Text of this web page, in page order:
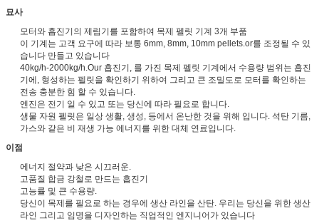
묘사
모터와 흡진기의 제림기를 포함하여 목제 펠릿 기계 3개 부품
이 기계는 고객 요구에 따라 보통 6mm, 8mm, 10mm pellets.or를 조정될 수 있
습니다 만들고 있습니다
40kg/h-2000kg/h.Our 흡진기, 를 가진 목제 펠릿 기계에서 수용량 범위는 흡진
기에, 형성하는 펠릿을 확인하기 위하여 그리고 큰 조밀도로 모터를 확인하는
전송 충분한 힘 할 수 있습니다.
엔진은 전기 일 수 있고 또는 당신에 따라 필요로 합니다.
생물 자원 펠릿은 일상 생활, 생성, 등에서 온난한 것을 위해 입니다. 석탄 기름,
가스와 같은 비 재생 가능 에너지를 위한 대체 연료입니다.
이점
에너지 절약과 낮은 시끄러운.
고품질 합금 강철로 만드는 흡진기
고능률 및 큰 수용량.
당신이 목제를 필요로 하는 경우에 생산 라인을 산탄. 우리는 당신을 위한 생산
라인 그리고 임명을 디자인하는 직업적인 엔지니어가 있습니다